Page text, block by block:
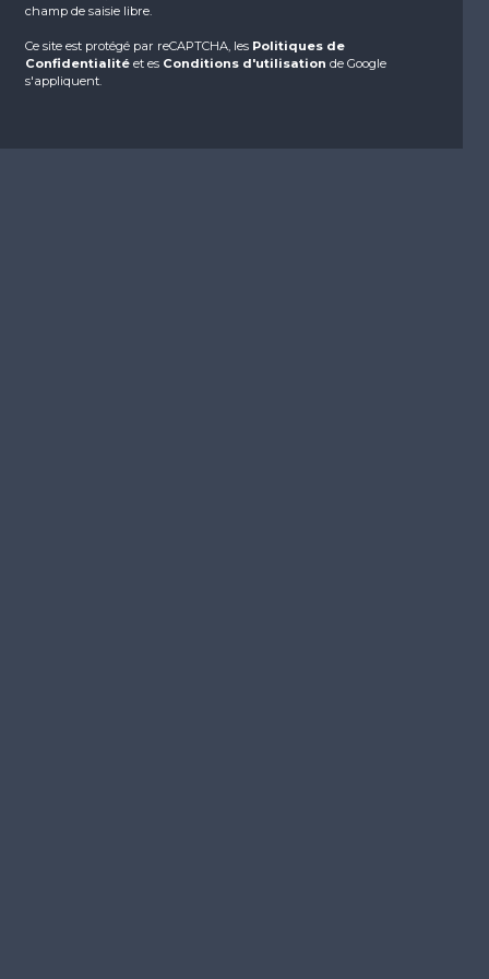
champ de saisie libre.
Ce site est protégé par reCAPTCHA, les Politiques de
Confidentialitéet es Conditions d'utilisation de Google
s'appliquent.